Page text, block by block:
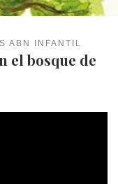
ABN INFANTIL
el bosque de